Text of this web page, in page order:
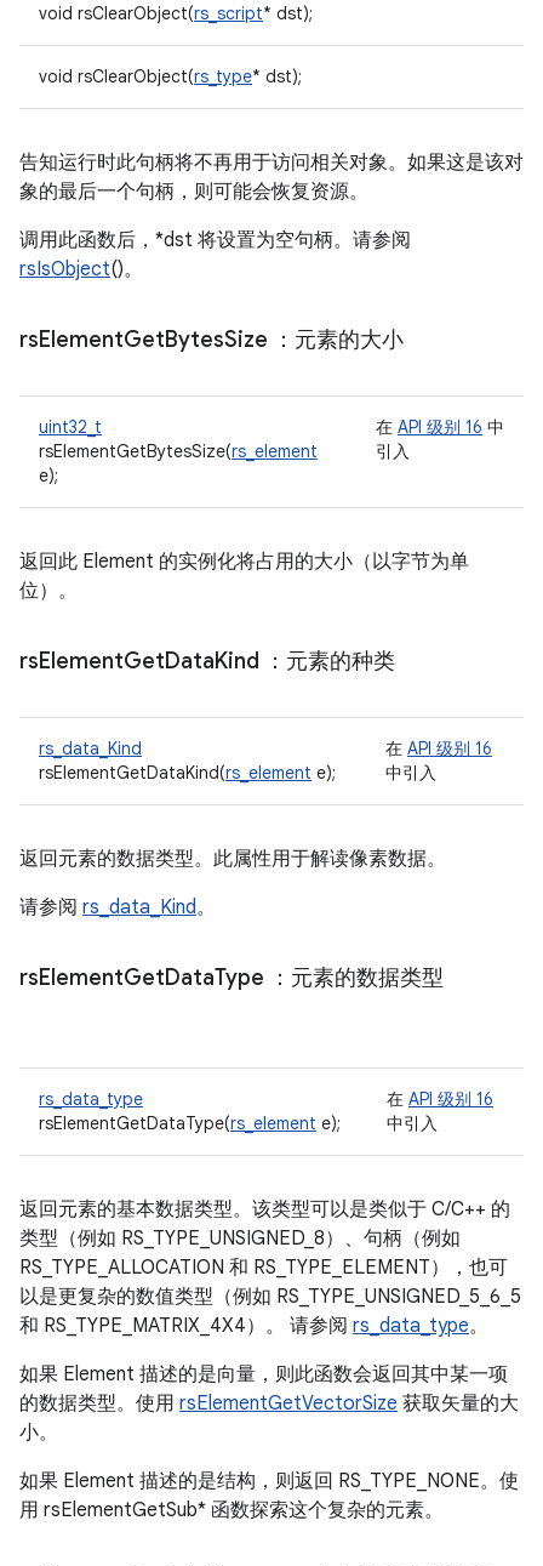
void rsClearObject(rs_script* dst);
void rsClearObject(rs_type* dst);
告知运行时此句柄将不再用于访问相关对象。如果这是该对
象的最后一个句柄，则可能会恢复资源。
调用此函数后，*dst 将设置为空句柄。请参阅
rsIsObject()。
rsElementGetBytesSize ：元素的大小
uint32_t
rsElementGetBytesSize(rs_element
e);
在 API 级别 16 中
引入
返回此 Element 的实例化将占用的大小（以字节为单
位）。
rsElementGetDataKind ：元素的种类
rs_data_Kind
rsElementGetDataKind(rs_element e);
在 API 级别 16
中引入
返回元素的数据类型。此属性用于解读像素数据。
请参阅 rs_data_Kind。
rsElementGetDataType ：元素的数据类型
rs_data_type
rsElementGetDataType(rs_element e);
在 API 级别 16
中引入
返回元素的基本数据类型。该类型可以是类似于 C/C++ 的
类型（例如 RS_TYPE_UNSIGNED_8）、句柄（例如
RS_TYPE_ALLOCATION 和 RS_TYPE_ELEMENT），也可
以是更复杂的数值类型（例如 RS_TYPE_UNSIGNED_5_6_5
和 RS_TYPE_MATRIX_4X4）。 请参阅 rs_data_type。
如果 Element 描述的是向量，则此函数会返回其中某一项
的数据类型。使用 rsElementGetVectorSize 获取矢量的大
小。
如果 Element 描述的是结构，则返回 RS_TYPE_NONE。使
用 rsElementGetSub* 函数探索这个复杂的元素。